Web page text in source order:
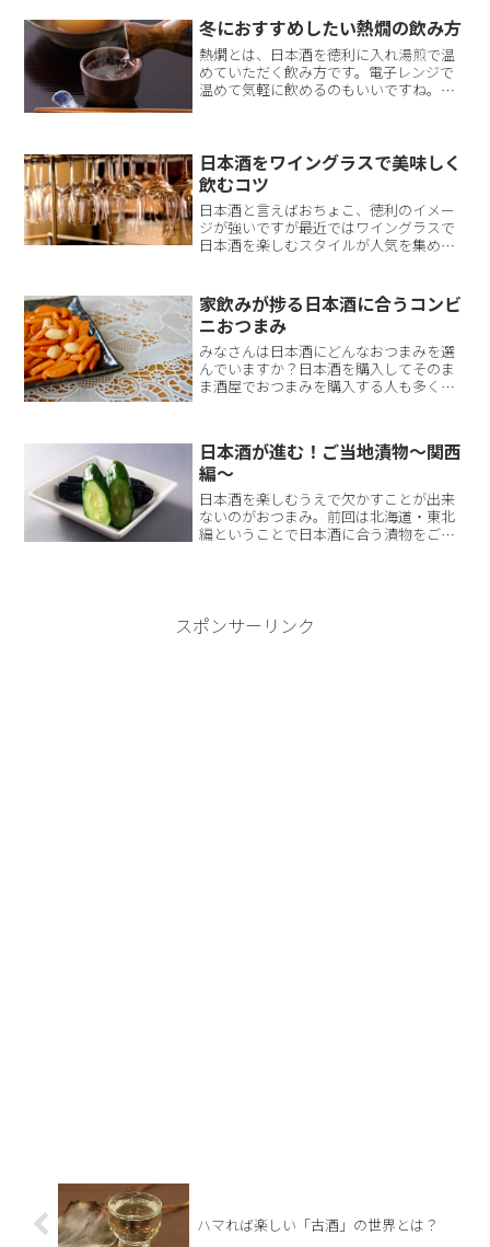
酒に強くないのでカップ酒やパック酒１
本ががたまに飲む分にはち...
冬におすすめしたい熱燗の飲み方
熱燗とは、日本酒を徳利に入れ湯煎で温
めていただく飲み方です。電子レンジで
温めて気軽に飲めるのもいいですね。冬
と思います。優しい味わい...
日本酒をワイングラスで美味しく
飲むコツ
日本酒と言えばおちょこ、徳利のイメー
ジが強いですが最近ではワイングラスで
日本酒を楽しむスタイルが人気を集めて
理由について説明していきたいと思いま
す。なぜワングラスで日本...
家飲みが捗る日本酒に合うコンビ
ニおつまみ
みなさんは日本酒にどんなおつまみを選
んでいますか？日本酒を購入してそのま
ま酒屋でおつまみを購入する人も多くい
るという家飲みスタイルが定着してきま
した。そこで今回は、日本...
日本酒が進む！ご当地漬物～関西
編～
日本酒を楽しむうえで欠かすことが出来
ないのがおつまみ。前回は北海道・東北
編ということで日本酒に合う漬物をご紹
スポンサーリンク
ハマれば楽しい「古酒」の世界とは？